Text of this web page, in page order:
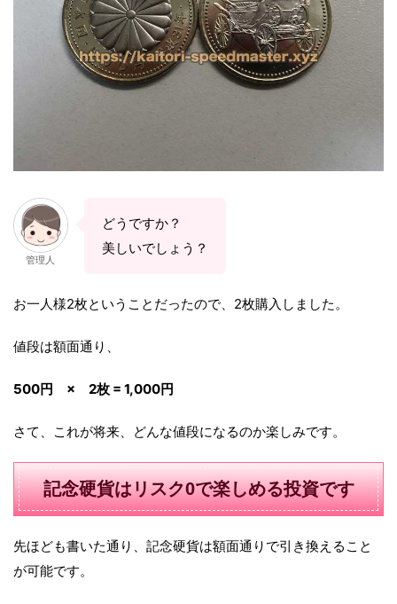
管理人
どうですか？
美しいでしょう？
お一人様2枚ということだったので、2枚購入しました。
値段は額面通り、
500円 × 2枚 = 1,000円
さて、これが将来、どんな値段になるのか楽しみです。
記念硬貨はリスク0で楽しめる投資です
先ほども書いた通り、記念硬貨は額面通りで引き換えること
が可能です。